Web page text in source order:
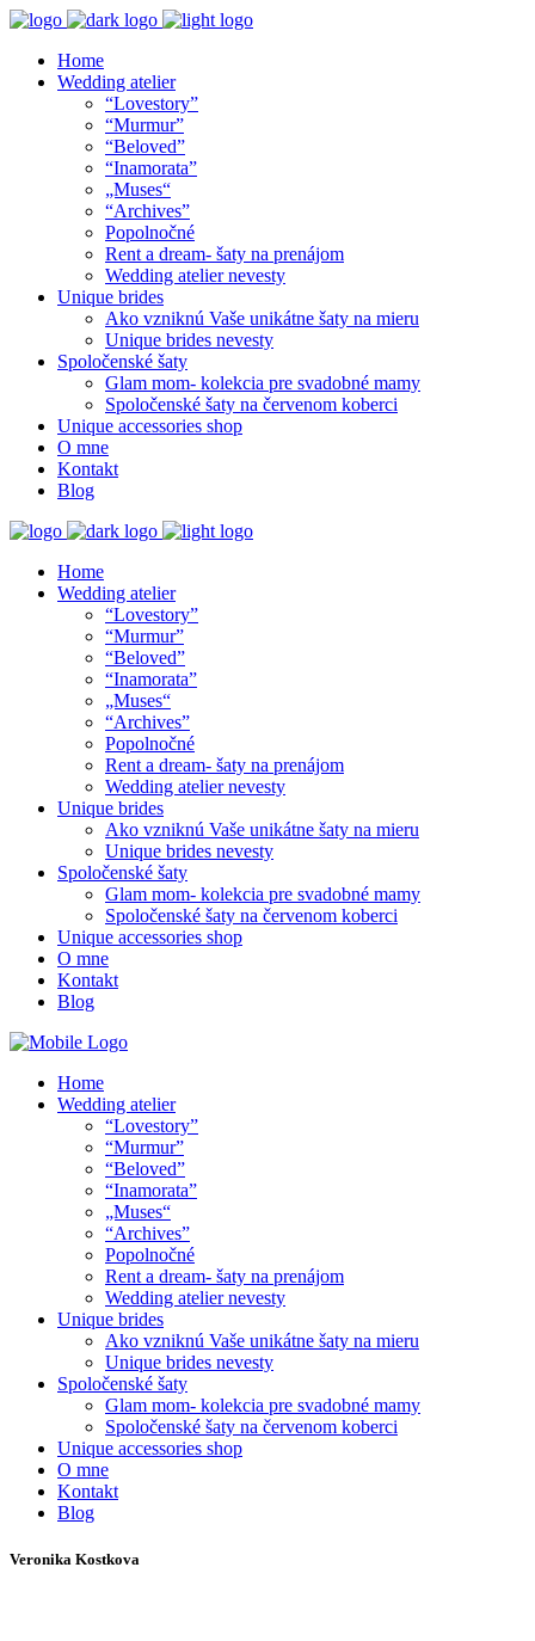
Home
Wedding atelier
“Lovestory”
“Murmur”
“Beloved”
“Inamorata”
„Muses“
“Archives”
Popolnočné
Rent a dream- šaty na prenájom
Wedding atelier nevesty
Unique brides
Ako vzniknú Vaše unikátne šaty na mieru
Unique brides nevesty
Spoločenské šaty
Glam mom- kolekcia pre svadobné mamy
Spoločenské šaty na červenom koberci
Unique accessories shop
O mne
Kontakt
Blog
Home
Wedding atelier
“Lovestory”
“Murmur”
“Beloved”
“Inamorata”
„Muses“
“Archives”
Popolnočné
Rent a dream- šaty na prenájom
Wedding atelier nevesty
Unique brides
Ako vzniknú Vaše unikátne šaty na mieru
Unique brides nevesty
Spoločenské šaty
Glam mom- kolekcia pre svadobné mamy
Spoločenské šaty na červenom koberci
Unique accessories shop
O mne
Kontakt
Blog
Home
Wedding atelier
“Lovestory”
“Murmur”
“Beloved”
“Inamorata”
„Muses“
“Archives”
Popolnočné
Rent a dream- šaty na prenájom
Wedding atelier nevesty
Unique brides
Ako vzniknú Vaše unikátne šaty na mieru
Unique brides nevesty
Spoločenské šaty
Glam mom- kolekcia pre svadobné mamy
Spoločenské šaty na červenom koberci
Unique accessories shop
O mne
Kontakt
Blog
Veronika Kostkova